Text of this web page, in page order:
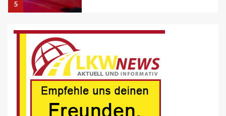
6
Generation der bewährten Baureihe
MAN E32
BLAULICHT DE